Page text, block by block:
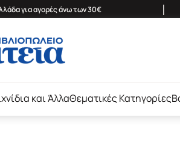
για αγορές άνω των 30€ |
και ΆλλαΘεματικές Κατηγορίες